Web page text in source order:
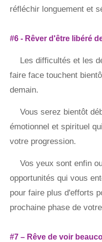
réfléchir longuement et
#6 - Rêver d'être libéré
Les difficultés et les
faire face touchent
demain.
Vous serez bientôt
émotionnel et spirituel
votre progression.
Vos yeux sont enfin
opportunités qui vous
pour faire plus d'efforts
prochaine phase de
#7 – Rêve de voir